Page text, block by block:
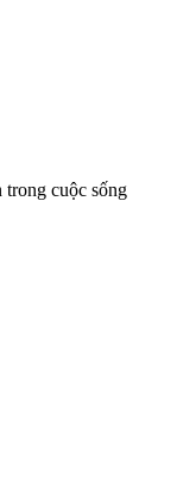
trong cuộc sống